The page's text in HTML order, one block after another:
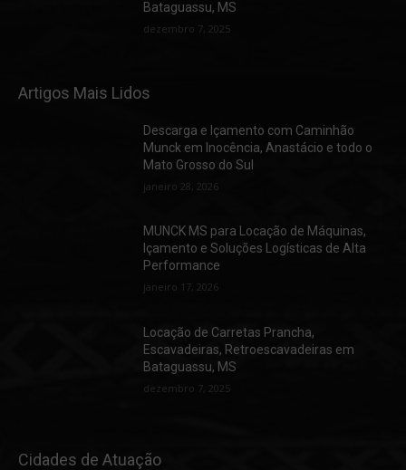
Bataguassu, MS
dezembro 7, 2025
Artigos Mais Lidos
Descarga e Içamento com Caminhão
Munck em Inocência, Anastácio e todo o
Mato Grosso do Sul
janeiro 28, 2026
MUNCK MS para Locação de Máquinas,
Içamento e Soluções Logísticas de Alta
Performance
janeiro 17, 2026
Locação de Carretas Prancha,
Escavadeiras, Retroescavadeiras em
Bataguassu, MS
dezembro 7, 2025
Cidades de Atuação